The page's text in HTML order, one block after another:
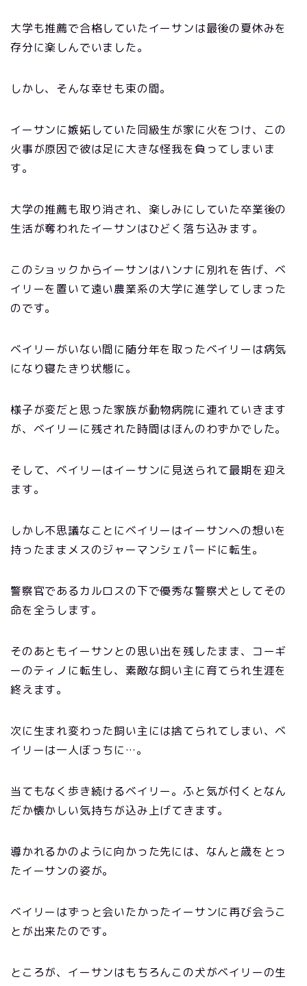
大学も推薦で合格していたイーサンは最後の夏休みを
存分に楽しんでいました。
しかし、そんな幸せも束の間。
イーサンに嫉妬していた同級生が家に火をつけ、この
火事が原因で彼は足に大きな怪我を負ってしまいま
す。
大学の推薦も取り消され、楽しみにしていた卒業後の
生活が奪われたイーサンはひどく落ち込みます。
このショックからイーサンはハンナに別れを告げ、ベ
イリーを置いて遠い農業系の大学に進学してしまった
のです。
ベイリーがいない間に随分年を取ったベイリーは病気
になり寝たきり状態に。
様子が変だと思った家族が動物病院に連れていきます
が、ベイリーに残された時間はほんのわずかでした。
そして、ベイリーはイーサンに見送られて最期を迎え
ます。
しかし不思議なことにベイリーはイーサンへの想いを
持ったままメスのジャーマンシェパードに転生。
警察官であるカルロスの下で優秀な警察犬としてその
命を全うします。
そのあともイーサンとの思い出を残したまま、コーギ
ーのティノに転生し、素敵な飼い主に育てられ生涯を
終えます。
次に生まれ変わった飼い主には捨てられてしまい、ベ
イリーは一人ぼっちに…。
当てもなく歩き続けるベイリー。ふと気が付くとなん
だか懐かしい気持ちが込み上げてきます。
導かれるかのように向かった先には、なんと歳をとっ
たイーサンの姿が。
ベイリーはずっと会いたかったイーサンに再び会うこ
とが出来たのです。
ところが、イーサンはもちろんこの犬がベイリーの生